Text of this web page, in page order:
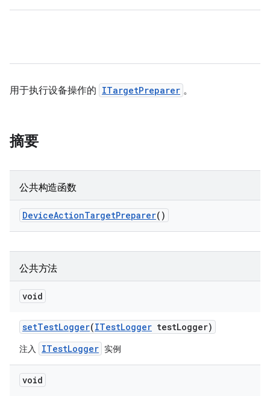
用于执行设备操作的 ITargetPreparer 。
摘要
公共构造函数
DeviceActionTargetPreparer()
公共方法
void
setTestLogger(ITestLogger testLogger)
注入 ITestLogger 实例
void